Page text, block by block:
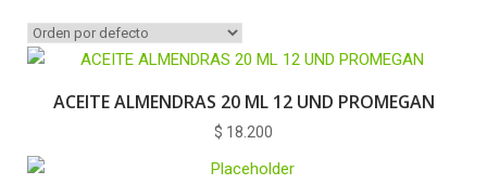
ACEITE ALMENDRAS 20 ML 12 UND PROMEGAN
$ 18.200